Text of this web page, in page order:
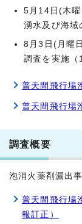
5月14日(木
湧水及び海域
8月3日(月曜
調査を実施（
普天間飛行場
普天間飛行場
調査概要
泡消火薬剤漏出
普天間飛行場
報訂正）